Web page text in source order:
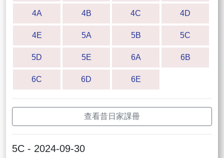
4A 4B 4C 4D
4E 5A 5B 5C
5D 5E 6A 6B
6C 6D 6E
查看昔日家課冊
5C - 2024-09-30